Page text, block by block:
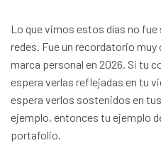
Lo que vimos estos días no
redes. Fue un recordatorio
marca personal en 2026. Si tu
espera verlas reflejadas en tu
espera verlos sostenidos en
ejemplo, entonces tu ejemplo
portafolio.